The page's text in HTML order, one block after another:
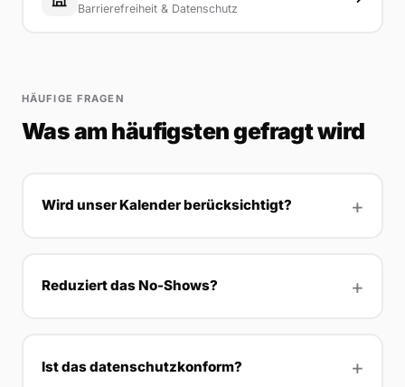
Barrierefreiheit & Datenschutz
HÄUFIGE FRAGEN
Was am häufigsten gefragt wird
Wird unser Kalender berücksichtigt?
Reduziert das No-Shows?
Ist das datenschutzkonform?